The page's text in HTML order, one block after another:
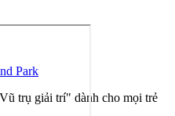
Park
trụ giải trí" dành cho mọi trẻ